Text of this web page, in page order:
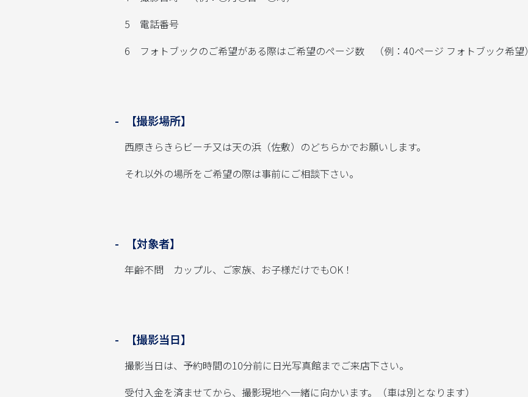
5 電話番号
6 フォトブックのご希望がある際はご希望のページ数 （例：40ページ フォトブック希望）
【撮影場所】
西原きらきらビーチ又は天の浜（佐敷）のどちらかでお願いします。
それ以外の場所をご希望の際は事前にご相談下さい。
【対象者】
年齢不問 カップル、ご家族、お子様だけでもOK！
【撮影当日】
撮影当日は、予約時間の10分前に日光写真館までご来店下さい。
受付入金を済ませてから、撮影現地へ一緒に向かいます。（車は別となります）